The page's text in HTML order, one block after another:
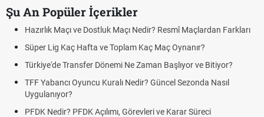
Şu An Popüler İçerikler
Hazırlık Maçı ve Dostluk Maçı Nedir? Resmî Maçlardan Farkları
Süper Lig Kaç Hafta ve Toplam Kaç Maç Oynanır?
Türkiye'de Transfer Dönemi Ne Zaman Başlıyor ve Bitiyor?
TFF Yabancı Oyuncu Kuralı Nedir? Güncel Sezonda Nasıl
Uygulanıyor?
PFDK Nedir? PFDK Açılımı, Görevleri ve Karar Süreci